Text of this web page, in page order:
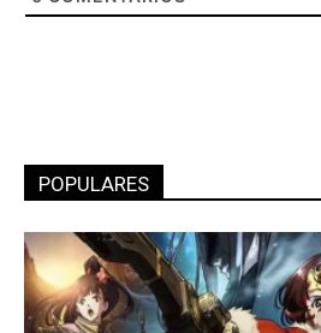
POPULARES